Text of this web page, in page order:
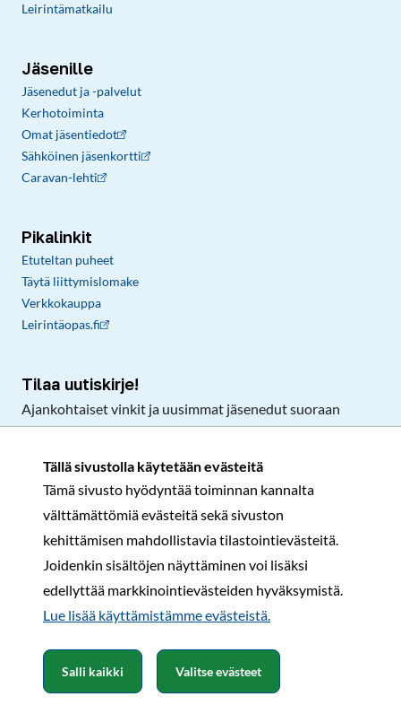
Tällä sivustolla käytetään evästeitä
Tämä sivusto hyödyntää toiminnan kannalta
välttämättömiä evästeitä sekä sivuston
kehittämisen mahdollistavia tilastointievästeitä.
Joidenkin sisältöjen näyttäminen voi lisäksi
edellyttää markkinointievästeiden hyväksymistä.
Lue lisää käyttämistämme evästeistä.​​​​​​
Salli kaikki Valitse evästeet
Leirintämatkailu
Jäsenille
Jäsenedut ja -palvelut
Kerhotoiminta
Omat jäsentiedot
Sähköinen jäsenkortti
Caravan-lehti
Pikalinkit
Etuteltan puheet
Täytä liittymislomake
Verkkokauppa
Leirintäopas.fi
Tilaa uutiskirje!
Ajankohtaiset vinkit ja uusimmat jäsenedut suoraan
Rekisteri- ja tietosuojaselosteSopimusehdot